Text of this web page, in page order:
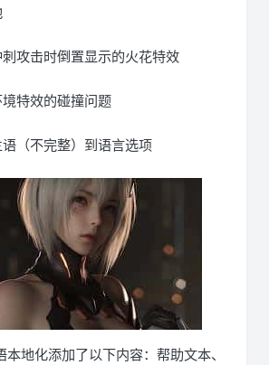
攻击时倒置显示的火花特效
特效的碰撞问题
（不完整）到语言选项
地化添加了以下内容：帮助文本、